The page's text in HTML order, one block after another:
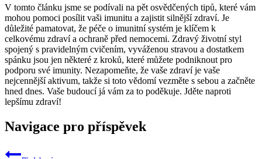
V tomto článku jsme se podívali na pět osvědčených tipů, které vám
mohou pomoci posílit vaši imunitu a zajistit silnější zdraví. Je
důležité pamatovat, že péče o imunitní systém je klíčem k
celkovému zdraví a ochraně před nemocemi. Zdravý životní styl
spojený s pravidelným cvičením, vyváženou stravou a dostatkem
spánku jsou jen některé z kroků, které můžete podniknout pro
podporu své imunity. Nezapomeňte, že vaše zdraví je vaše
nejcennější aktivum, takže si toto vědomí vezměte s sebou a začněte
hned dnes. Vaše budoucí já vám za to poděkuje. Jděte naproti
lepšímu zdraví!
Navigace pro příspěvek